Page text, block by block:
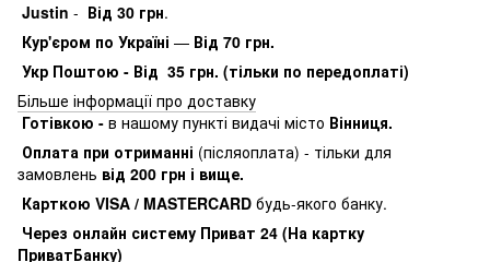
Justin - Від 30 грн.
Кур'єром по Україні — Від 70 грн.
Укр Поштою - Від 35 грн. (тільки по передоплаті)
Більше інформації про доставку
Готівкою - в нашому пункті видачі місто Вінниця.
Оплата при отриманні (післяоплата) - тільки для
замовлень від 200 грн і вище.
Карткою VISA / MASTERCARD будь-якого банку.
Через онлайн систему Приват 24 (На картку
ПриватБанку)